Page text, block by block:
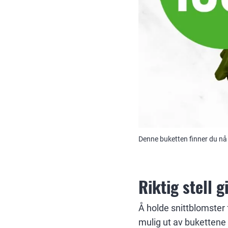
Denne buketten finner du
Riktig stell
Å holde snittblomster
mulig ut av